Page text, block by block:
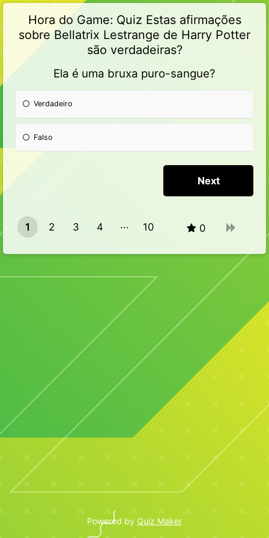
Hora do Game: Quiz Estas afirmações
sobre Bellatrix Lestrange de Harry Potter
são verdadeiras?
Ela é uma bruxa puro-sangue?
Verdadeiro
Falso
1 2 3
4
10 0
Powered by Quiz Maker